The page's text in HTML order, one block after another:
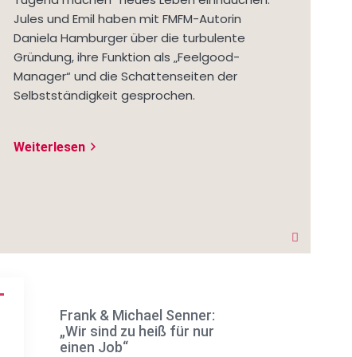
Jules und Emil haben mit FMFM-Autorin
Daniela Hamburger über die turbulente
Gründung, ihre Funktion als „Feelgood-
Manager“ und die Schattenseiten der
Selbstständigkeit gesprochen.
Weiterlesen arrow_forward_ios
Frank & Michael Senner:
„Wir sind zu heiß für nur
einen Job“